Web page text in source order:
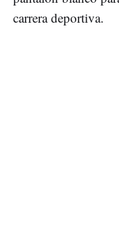
carrera deportiva.